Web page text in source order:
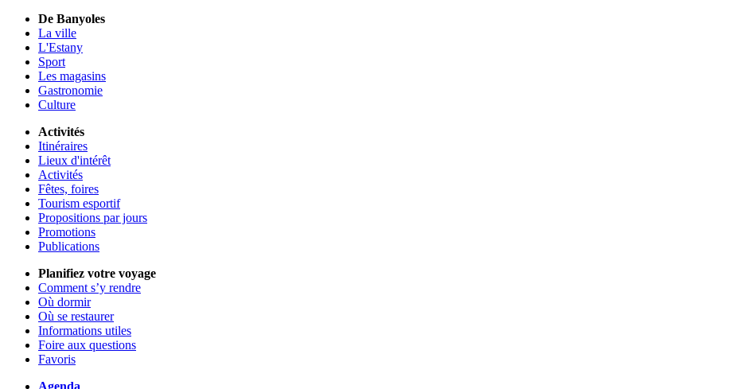
De Banyoles
La ville
L'Estany
Sport
Les magasins
Gastronomie
Culture
Activités
Itinéraires
Lieux d'intérêt
Activités
Fêtes, foires
Tourism esportif
Propositions par jours
Promotions
Publications
Planifiez votre voyage
Comment s’y rendre
Où dormir
Où se restaurer
Informations utiles
Foire aux questions
Favoris